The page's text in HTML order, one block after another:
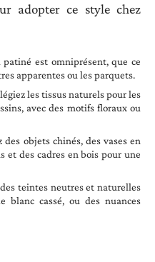
adopter ce style chez
est omniprésent, que ce
apparentes ou les parquets.
les tissus naturels pour les
avec des motifs floraux ou
des objets chinés, des vases en
et des cadres en bois pour une
teintes neutres et naturelles
blanc cassé, ou des nuances